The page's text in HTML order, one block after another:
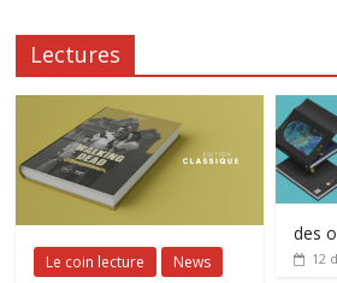
Lectures
Le coin lecture News
des
12